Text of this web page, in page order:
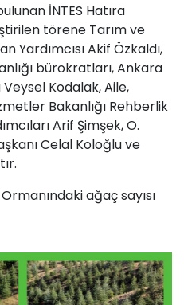
İNTES Hatıra
törene Tarım ve
Yardımcısı Akif Özkaldı,
bürokratları, Ankara
Kodalak, Aile,
Bakanlığı Rehberlik
Arif Şimşek, O.
Celal Koloğlu ve
ağaç sayısı